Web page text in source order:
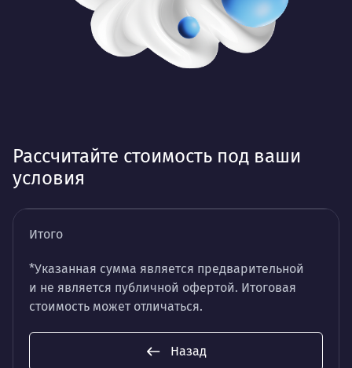
Рассчитайте стоимость под ваши
условия
Итого
*Указанная сумма является предварительной
и не является публичной офертой. Итоговая
стоимость может отличаться.
Назад